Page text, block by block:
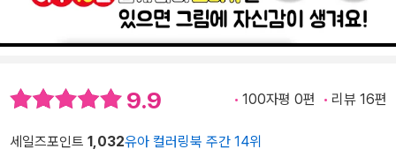
9.9 100자평 0편 리뷰 16편
세일즈포인트 1,032유아 컬러링북 주간 14위